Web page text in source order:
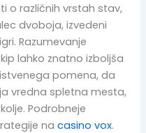
o različnih vrstah stav,
dvoboja, izvedeni
Razumevanje
lahko znatno izboljša
pomena, da
vredna spletna mesta,
Podrobneje
nacasino vox.